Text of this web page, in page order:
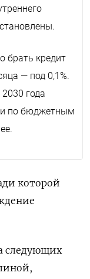
брать кредит
— под 0,1%.
года
по бюджетным
которой
следующих